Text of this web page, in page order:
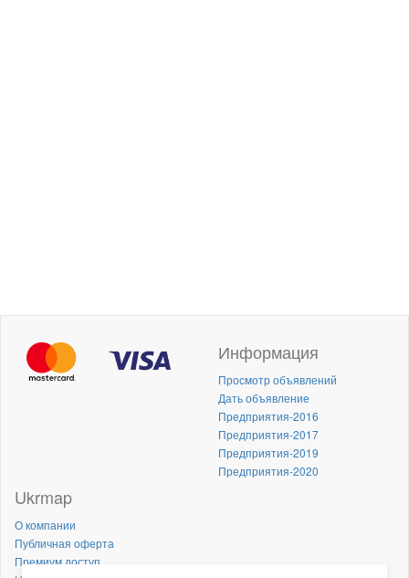
Информация
Просмотр объявлений
Дать объявление
Предприятия-2016
Предприятия-2017
Предприятия-2019
Предприятия-2020
Ukrmap
О компании
Публичная оферта
Премиум доступ